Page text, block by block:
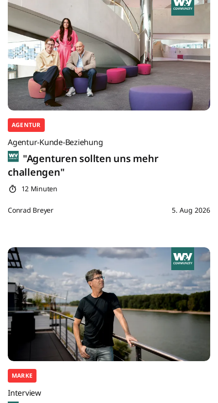
AGENTUR
Agentur-Kunde-Beziehung
"Agenturen sollten uns mehr
challengen"
12 Minuten
Conrad Breyer 5. Aug 2026
MARKE
Interview